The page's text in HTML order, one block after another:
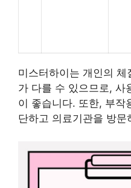
미스터하이는 개인의
가 다를 수 있으므로, 사
이 좋습니다. 또한, 부작
단하고 의료기관을 방